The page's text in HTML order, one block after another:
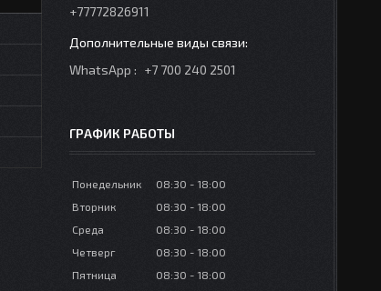
+77772826911
WhatsApp +7 700 240 2501
ГРАФИК РАБОТЫ
Понедельник 08:30
18:00
Вторник
08:30
18:00
Среда
08:30
18:00
Четверг
08:30
18:00
Пятница
08:30 18:00